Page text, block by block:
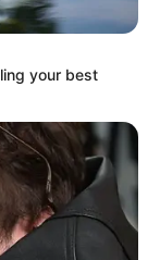
1992
= Gladio
your best